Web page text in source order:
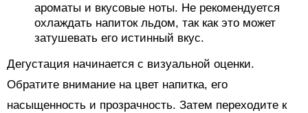
ароматы и вкусовые ноты. Не рекомендуется
охлаждать напиток льдом, так как это может
затушевать его истинный вкус.
Дегустация начинается с визуальной оценки.
Обратите внимание на цвет напитка, его
насыщенность и прозрачность. Затем переходите к